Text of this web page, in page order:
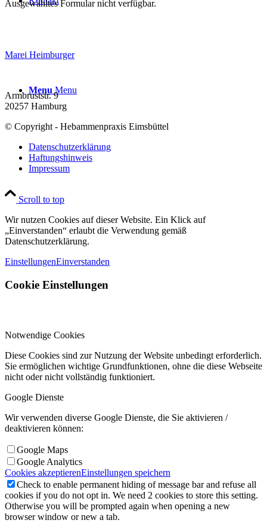
Menu Menu
Ausgewähltes Formular nicht verfügbar.
Marei Heimburger
Armbruststr. 9
20257 Hamburg
© Copyright - Hebammenpraxis Eimsbüttel
Datenschutzerklärung
Haftungshinweis
Impressum
Scroll to top
Wir nutzen Cookies auf dieser Website. Ein Klick auf
„Einverstanden“ erlaubt die Verwendung gemäß
Datenschutzerklärung.
EinstellungenEinverstanden
Cookie Einstellungen
Notwendige Cookies
Diese Cookies sind zur Nutzung der Website unbedingt erforderlich.
Sie ermöglichen wichtige Grundfunktionen, ohne die diese Webseite
nicht oder nicht vollständig funktioniert.
Google Dienste
Wir verwenden diverse Google Dienste, die Sie aktivieren /
deaktivieren können:
Google Maps
Google Analytics
Cookies akzeptierenEinstellungen speichern
Check to enable permanent hiding of message bar and refuse all
cookies if you do not opt in. We need 2 cookies to store this setting.
Otherwise you will be prompted again when opening a new
browser window or new a tab.